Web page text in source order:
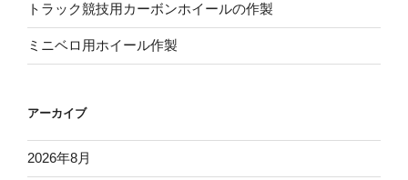
トラック競技用カーボンホイールの作製
ミニベロ用ホイール作製
アーカイブ
2026年8月